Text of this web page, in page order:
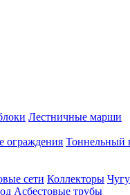
Лестничные марши
ограждения Тоннельный
сети Коллекторы
Асбестовые трубы